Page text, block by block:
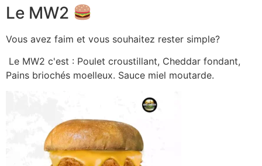
Le MW2
Vous avez faim et vous souhaitez rester simple?
Le MW2 c'est : Poulet croustillant, Cheddar fondant,
Pains briochés moelleux. Sauce miel moutarde.